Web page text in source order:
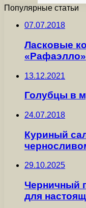
Популярные статьи
07.07.2018
Ласковые
«Рафаэлло»
13.12.2021
Голубцы в
24.07.2018
Куриный
29.10.2025
Черничный
для